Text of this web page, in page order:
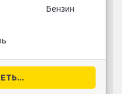
Бензин